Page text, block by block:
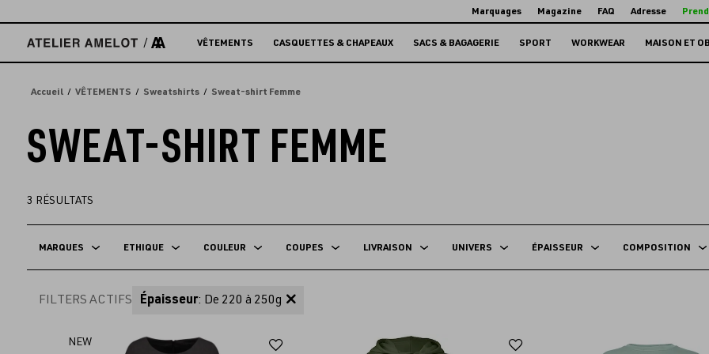
directement
contenu
Marquages Magazine FAQ Adresse
VÊTEMENTS CASQUETTES & CHAPEAUX SACS & BAGAGERIE SPORT WORKWEAR MAISON ET
Accueil VÊTEMENTS Sweatshirts Sweat-shirt Femme
SWEAT-SHIRT FEMME
3 RÉSULTATS
MARQUES ETHIQUE COULEUR COUPES LIVRAISON UNIVERS ÉPAISSEUR COMPOSITION
FILTERS ACTIFS Épaisseur: De 220 à 250g
NEW